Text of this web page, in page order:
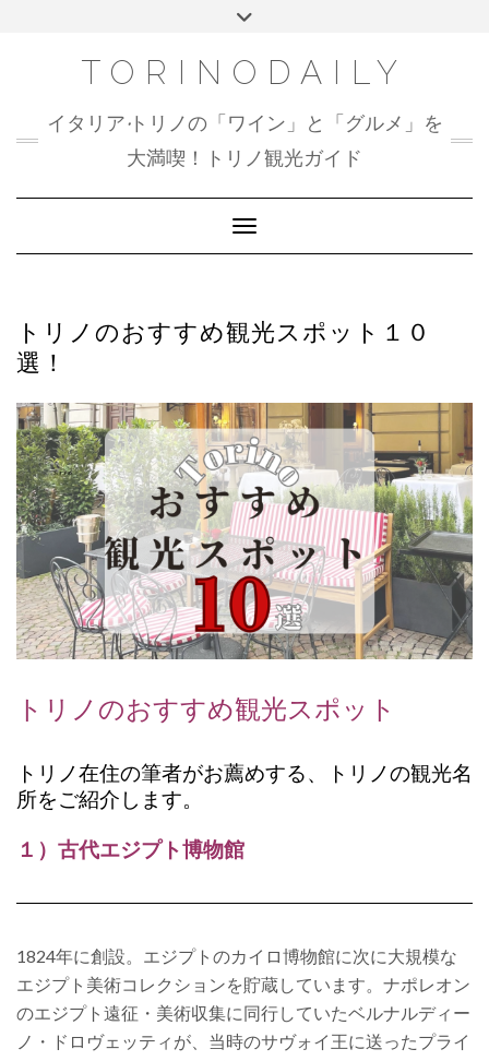
Toggle
TORINODAILY
イタリア•トリノの「ワイン」と「グルメ」を
大満喫！トリノ観光ガイド
Toggle Navigation
トリノのおすすめ観光スポット１０
選！
トリノのおすすめ観光スポット
トリノ在住の筆者がお薦めする、トリノの観光名
所をご紹介します。
１）古代エジプト博物館
1824年に創設。エジプトのカイロ博物館に次に大規模な
エジプト美術コレクションを貯蔵しています。 ナポレオン
のエジプト遠征・美術収集に同行していたベルナルディー
ノ・ドロヴェッティが、当時のサヴォイ王に送ったプライ